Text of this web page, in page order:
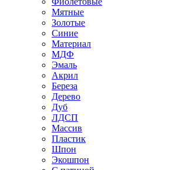
Мятные
Золотые
Синие
Материал
МДФ
Эмаль
Акрил
Береза
Дерево
Дуб
ЛДСП
Массив
Пластик
Шпон
Экошпон